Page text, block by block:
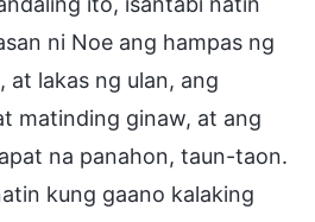
ni Noe ang hampas ng
at lakas ng ulan, ang
matinding ginaw, at ang
na panahon, taun-taon.
kung gaano kalaking